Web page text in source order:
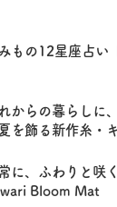
もの12星座占い
からの暮らしに
を飾る新作糸・
に、ふわりと咲
Bloom Mat